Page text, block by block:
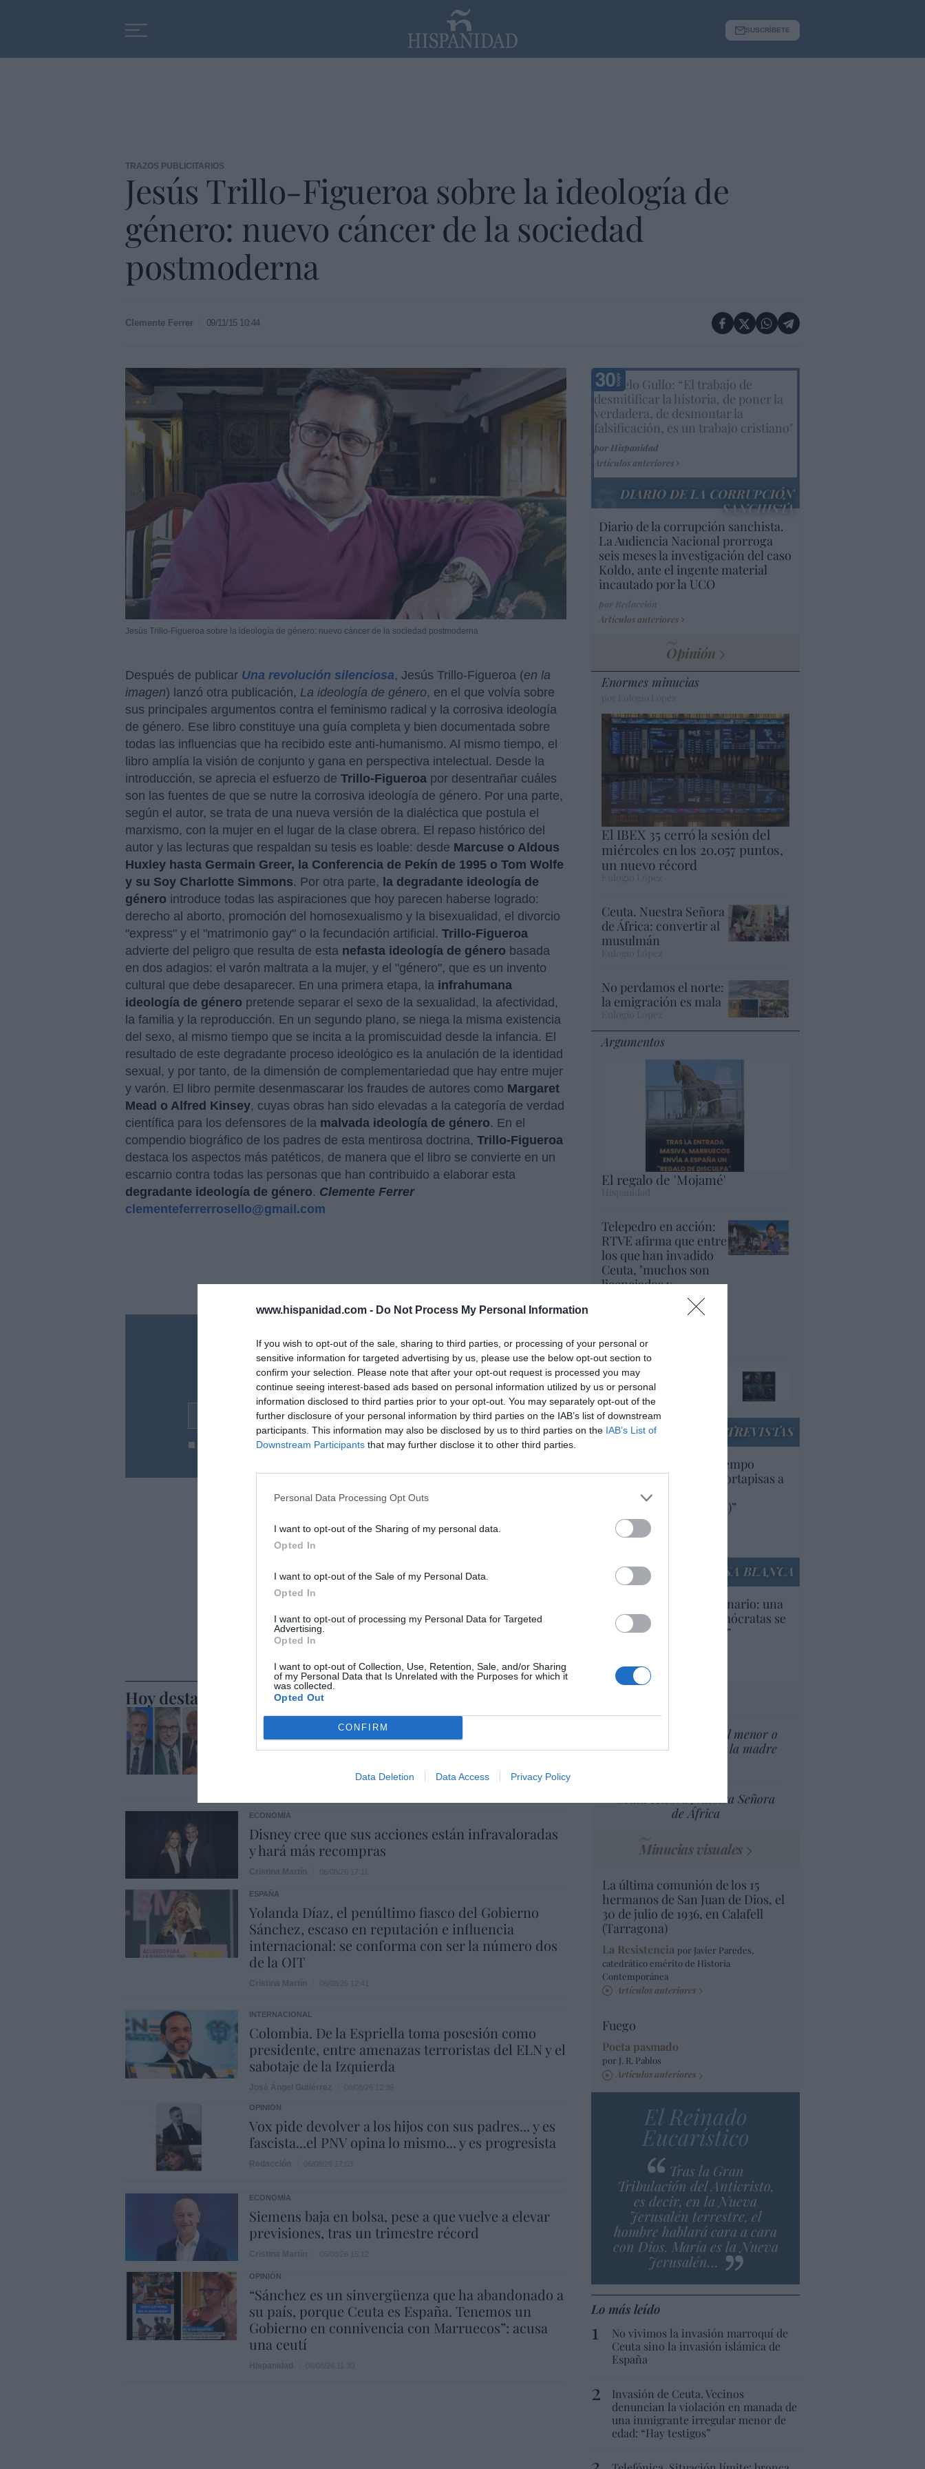
www.hispanidad.com - Do Not Process My Personal Information
If you wish to opt-out of the sale, sharing to third parties, or processing of your personal or
sensitive information for targeted advertising by us, please use the below opt-out section to
confirm your selection. Please note that after your opt-out request is processed you may
continue seeing interest-based ads based on personal information utilized by us or personal
information disclosed to third parties prior to your opt-out. You may separately opt-out of the
further disclosure of your personal information by third parties on the IAB’s list of downstream
participants. This information may also be disclosed by us to third parties on the IAB’s List of
Downstream Participants that may further disclose it to other third parties.
Personal Data Processing Opt Outs
I want to opt-out of the Sharing of my personal data.
Opted In
I want to opt-out of the Sale of my Personal Data.
Opted In
I want to opt-out of processing my Personal Data for Targeted
Advertising.
Opted In
I want to opt-out of Collection, Use, Retention, Sale, and/or Sharing
of my Personal Data that Is Unrelated with the Purposes for which it
was collected.
Opted Out
CONFIRM
Data Deletion Data Access Privacy Policy
SUSCRÍBETE
TRAZOS PUBLICITARIOS
Jesús Trillo-Figueroa sobre la ideología de
género: nuevo cáncer de la sociedad
postmoderna
Clemente Ferrer 09/11/15 10:44
Jesús Trillo-Figueroa sobre la ideología de género: nuevo cáncer de la sociedad postmoderna
Después de publicar Una revolución silenciosa, Jesús Trillo-Figueroa (en la
imagen) lanzó otra publicación, La ideología de género, en el que volvía sobre
sus principales argumentos contra el feminismo radical y la corrosiva ideología
de género. Ese libro constituye una guía completa y bien documentada sobre
todas las influencias que ha recibido este anti-humanismo. Al mismo tiempo, el
libro amplía la visión de conjunto y gana en perspectiva intelectual. Desde la
introducción, se aprecia el esfuerzo de Trillo-Figueroa por desentrañar cuáles
son las fuentes de que se nutre la corrosiva ideología de género. Por una parte,
según el autor, se trata de una nueva versión de la dialéctica que postula el
marxismo, con la mujer en el lugar de la clase obrera. El repaso histórico del
autor y las lecturas que respaldan su tesis es loable: desde Marcuse o Aldous
Huxley hasta Germain Greer, la Conferencia de Pekín de 1995 o Tom Wolfe
y su Soy Charlotte Simmons. Por otra parte, la degradante ideología de
género introduce todas las aspiraciones que hoy parecen haberse logrado:
derecho al aborto, promoción del homosexualismo y la bisexualidad, el divorcio
"express" y el "matrimonio gay" o la fecundación artificial. Trillo-Figueroa
advierte del peligro que resulta de esta nefasta ideología de género basada
en dos adagios: el varón maltrata a la mujer, y el "género", que es un invento
cultural que debe desaparecer. En una primera etapa, la infrahumana
ideología de género pretende separar el sexo de la sexualidad, la afectividad,
la familia y la reproducción. En un segundo plano, se niega la misma existencia
del sexo, al mismo tiempo que se incita a la promiscuidad desde la infancia. El
resultado de este degradante proceso ideológico es la anulación de la identidad
sexual, y por tanto, de la dimensión de complementariedad que hay entre mujer
y varón. El libro permite desenmascarar los fraudes de autores como Margaret
Mead o Alfred Kinsey, cuyas obras han sido elevadas a la categoría de verdad
científica para los defensores de la malvada ideología de género. En el
compendio biográfico de los padres de esta mentirosa doctrina, Trillo-Figueroa
destaca los aspectos más patéticos, de manera que el libro se convierte en un
escarnio contra todas las personas que han contribuido a elaborar esta
degradante ideología de género. Clemente Ferrer
clementeferrerrosello@gmail.com
¿Te ha interesado este artículo?
Suscríbete a nuestro newsletter y recibe cada dia
en tu correo lo más destacado de Hispanidad
Tu correo electrónico...
He leído y acepto lascondiciones legales
Hoy destacamos
Telefónica. Situación límite: bronca en Reino
Unido, el riesgo de deuda en el alero... y Enrique
ECONOMÍA
Disney cree que sus acciones están infravaloradas
y hará más recompras
ESPAÑA
Yolanda Díaz, el penúltimo fiasco del Gobierno
Sánchez, escaso en reputación e influencia
internacional: se conforma con ser la número dos
de la OIT
INTERNACIONAL
Colombia. De la Espriella toma posesión como
presidente, entre amenazas terroristas del ELN y el
sabotaje de la Izquierda
OPINIÓN
Vox pide devolver a los hijos con sus padres... y es
fascista...el PNV opina lo mismo... y es progresista
ECONOMÍA
Siemens baja en bolsa, pese a que vuelve a elevar
previsiones, tras un trimestre récord
OPINIÓN
“Sánchez es un sinvergüenza que ha abandonado a
su país, porque Ceuta es España. Tenemos un
Gobierno en connivencia con Marruecos”: acusa
una ceutí
Marcelo Gullo: “El trabajo de
desmitificar la historia, de poner la
verdadera, de desmontar la
falsificación, es un trabajo cristiano"
por Hispanidad
Artículos anteriores
DIARIO DE LA CORRUPCIÓN
SANCHISTA
Diario de la corrupción sanchista.
La Audiencia Nacional prorroga
seis meses la investigación del caso
Koldo, ante el ingente material
incautado por la UCO
Artículos anteriores
Opinión
Enormes minucias
El IBEX 35 cerró la sesión del
miércoles en los 20.057 puntos,
un nuevo récord
Ceuta. Nuestra Señora
de África: convertir al
musulmán
No perdamos el norte:
la emigración es mala
Argumentos
El regalo de 'Mojamé'
Telepedro en acción:
RTVE afirma que entre
los que han invadido
Ceuta, "muchos son
licenciados y
diplomados, que están
huyendo de su país
Hispanidad
Cuando el orco llame a
tu puerta, ábresela
Redacción
ENTREVISTAS
“Europa lleva mucho tiempo
poniendo aranceles y cortapisas a
productos y compañías
americanas (y europeas)”
por Ana Sánchez Arjona
LA CASA BLANCA
EEUU. Inquietante escenario: una
tercera parte de los demócratas se
define como “socialista”
Artículos anteriores
¿El Superior interés el menor o
el superior interés de la madre
Ceuta celebra Nuestra Señora
de África
Minucias visuales
La última comunión de los 15
hermanos de San Juan de Dios, el
30 de julio de 1936, en Calafell
(Tarragona)
La Resistencia por Javier Paredes,
catedrático emérito de Historia
Contemporánea
Artículos anteriores
Fuego
Poeta pasmado
por J. R. Pablos
Artículos anteriores
El Reinado
Eucarístico
Tras la Gran
Tribulación del Anticristo,
es decir, en la Nueva
Jerusalén terrestre, el
hombre hablará cara a cara
con Dios. María es la Nueva
Jerusalén…
Lo más leído
No vivimos la invasión marroquí de
Ceuta sino la invasión islámica de
España
Invasión de Ceuta. Vecinos
denuncian la violación en manada de
una inmigrante irregular menor de
edad: “Hay testigos”